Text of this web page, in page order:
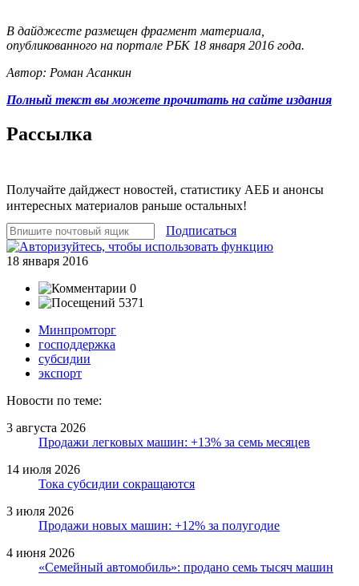
В дайджесте размещен фрагмент материала,
опубликованного на портале РБК 18 января 2016 года.
Автор: Роман Асанкин
Полный текст вы можете прочитать на сайте издания
Рассылка
Получайте дайджест новостей, статистику АЕБ и анонсы
интересных материалов раньше остальных!
Подписаться
18 января 2016
0
5371
Минпромторг
господдержка
субсидии
экспорт
Новости по теме:
3 августа 2026
Продажи легковых машин: +13% за семь месяцев
14 июля 2026
Тока субсидии сокращаются
3 июля 2026
Продажи новых машин: +12% за полугодие
4 июня 2026
«Семейный автомобиль»: продано семь тысяч машин